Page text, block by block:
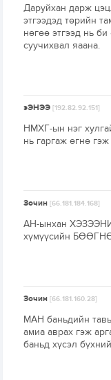
Даруйхан дарж
этгээдэд төрийн
нөгөө этгээд нь
суучихвал яаана.
эЭНЭЭ[192.82.92.151]
НМХГ-ын нэг
нь гаргаж өгнө
Зочин[66.181.184.168]
АН-ынхан
хүмүүсийн
Зочин[66.181.160.28]
МАН баньдийн
амиа аврах гэж
баньд хүсэл